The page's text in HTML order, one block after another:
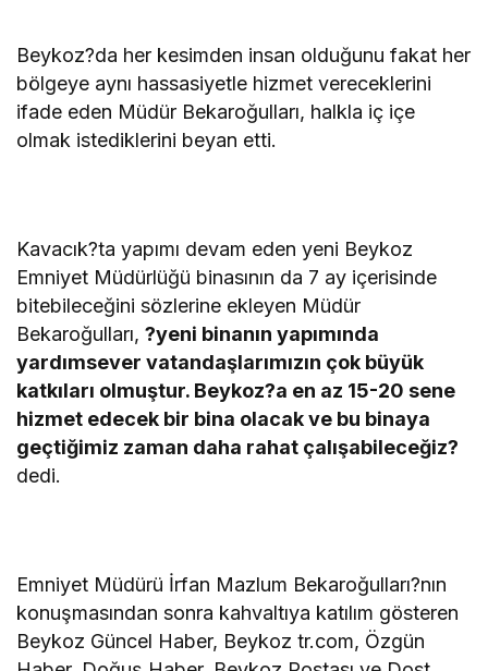
Beykoz?da her kesimden insan olduğunu fakat her
bölgeye aynı hassasiyetle hizmet vereceklerini
ifade eden Müdür Bekaroğulları, halkla iç içe
olmak istediklerini beyan etti.
Kavacık?ta yapımı devam eden yeni Beykoz
Emniyet Müdürlüğü binasının da 7 ay içerisinde
bitebileceğini sözlerine ekleyen Müdür
Bekaroğulları,?yeni binanın yapımında
yardımsever vatandaşlarımızın çok büyük
katkıları olmuştur. Beykoz?a en az 15-20 sene
hizmet edecek bir bina olacak ve bu binaya
geçtiğimiz zaman daha rahat çalışabileceğiz?
dedi.
Emniyet Müdürü İrfan Mazlum Bekaroğulları?nın
konuşmasından sonra kahvaltıya katılım gösteren
Beykoz Güncel Haber, Beykoz tr.com, Özgün